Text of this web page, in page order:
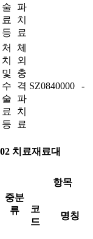
술
료
등
파
치
료
처
치
및
수
술
료
등
체
외
충
격
파
치
료
SZ0840000 -
02 치료재료대
중분
류
항목
코
드
명칭